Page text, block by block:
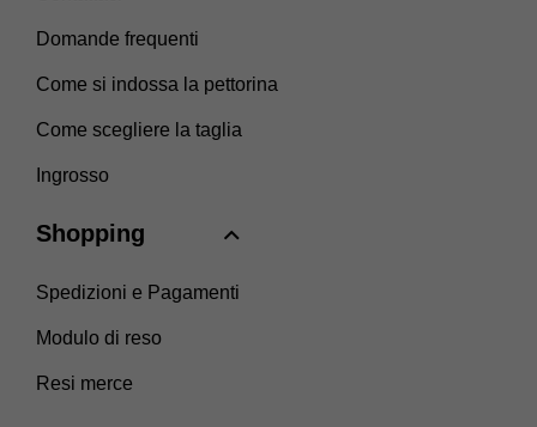
Domande frequenti
Come si indossa la pettorina
Come scegliere la taglia
Ingrosso
Shopping
Spedizioni e Pagamenti
Modulo di reso
Resi merce